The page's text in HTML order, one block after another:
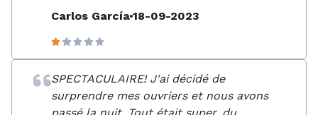
Carlos García 18-09-2023
SPECTACULAIRE! J'ai décidé de
surprendre mes ouvriers et nous avons